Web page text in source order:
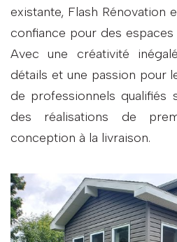
existante, Flash Rénovation
confiance pour des
Avec une créativité
détails et une passion pour
de professionnels qualifiés
des réalisations de
conception à la livraison.